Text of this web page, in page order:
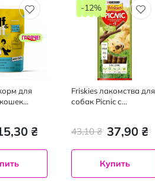
для
₴
Friskies лакомства для
собак Picnic с
37,90 ₴
43,10 ₴
-12%
Купить